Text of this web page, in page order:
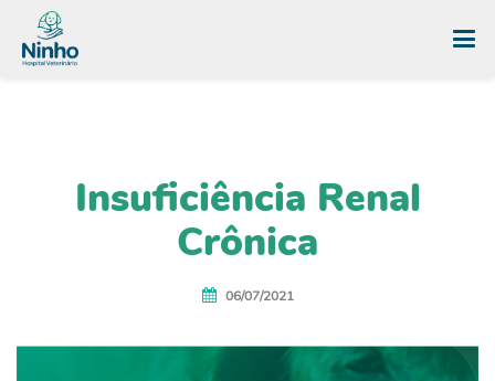
Insuficiência Renal
Crônica
06/07/2021